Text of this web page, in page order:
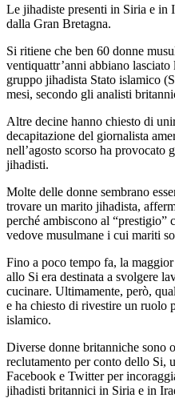
Le jihadiste presenti in Siria e in
dalla Gran Bretagna.
Si ritiene che ben 60 donne
ventiquattr’anni abbiano
gruppo jihadista Stato islamico
mesi, secondo gli analisti
Altre decine hanno chiesto di
decapitazione del giornalista
nell’agosto scorso ha provocato
jihadisti.
Molte delle donne sembrano
trovare un marito jihadista,
perché ambiscono al
vedove musulmane i cui mariti
Fino a poco tempo fa, la
allo Si era destinata a svolgere
cucinare. Ultimamente, però,
e ha chiesto di rivestire un ruolo
islamico.
Diverse donne britanniche sono
reclutamento per conto dello Si,
Facebook e Twitter per
jihadisti britannici in Siria e in